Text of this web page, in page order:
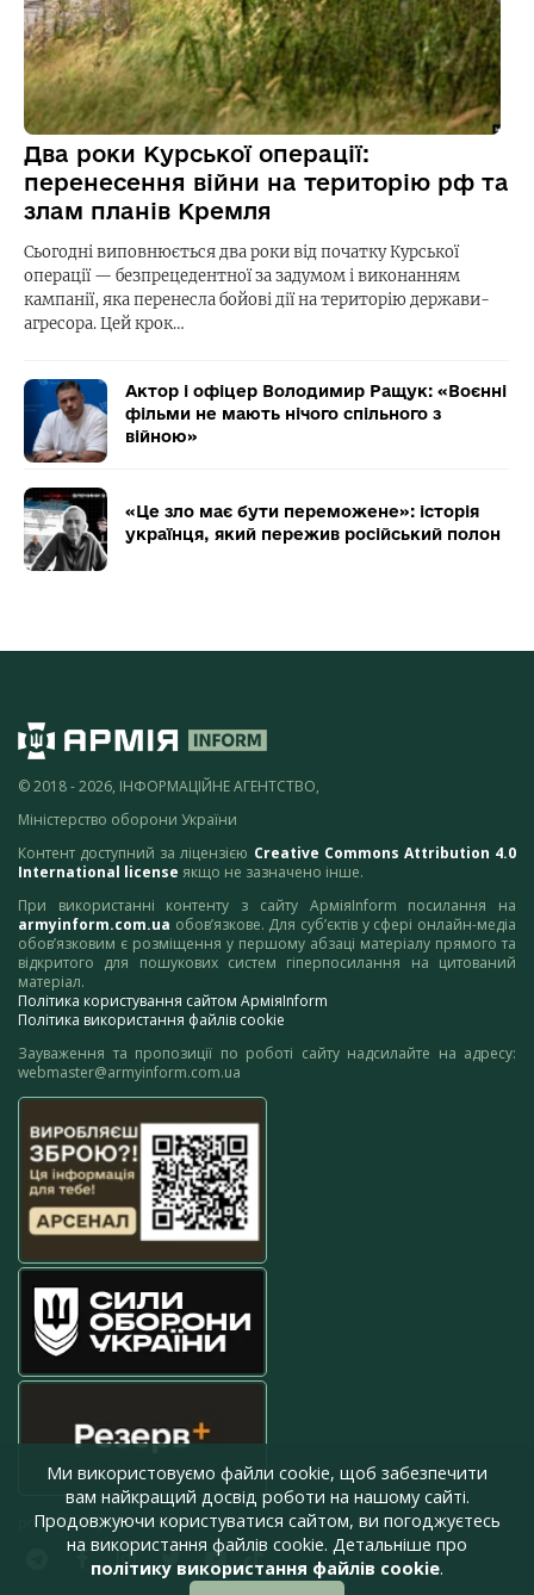
Два роки Курської операції:
перенесення війни на територію рф та
злам планів Кремля
Сьогодні виповнюється два роки від початку Курської
операції — безпрецедентної за задумом і виконанням
кампанії, яка перенесла бойові дії на територію держави-
агресора. Цей крок…
Актор і офіцер Володимир Ращук: «Воєнні
фільми не мають нічого спільного з
війною»
«Це зло має бути переможене»: історія
українця, який пережив російський полон
© 2018 - 2026, ІНФОРМАЦІЙНЕ АГЕНТСТВО,
Міністерство оборони України
Контент доступний за ліцензією Creative Commons Attribution 4.0
International license якщо не зазначено інше.
При використанні контенту з сайту АрміяInform посилання на
armyinform.com.ua обов’язкове. Для суб’єктів у сфері онлайн-медіа
обов’язковим є розміщення у першому абзаці матеріалу прямого та
відкритого для пошукових систем гіперпосилання на цитований
матеріал.
Політика користування сайтом АрміяInform
Політика використання файлів cookie
Зауваження та пропозиції по роботі сайту надсилайте на адресу:
webmaster@armyinform.com.ua
press@armyinform.com.ua
Ми використовуємо файли cookie, щоб забезпечити
вам найкращий досвід роботи на нашому сайті.
Продовжуючи користуватися сайтом, ви погоджуєтесь
на використання файлів cookie. Детальніше про
політику використання файлів cookie.